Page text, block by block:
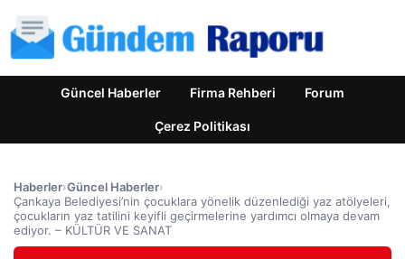
Güncel Haberler Firma Rehberi Forum
Çerez Politikası
Haberler›Güncel Haberler›
Çankaya Belediyesi’nin çocuklara yönelik düzenlediği yaz atölyeleri,
çocukların yaz tatilini keyifli geçirmelerine yardımcı olmaya devam
ediyor. – KÜLTÜR VE SANAT